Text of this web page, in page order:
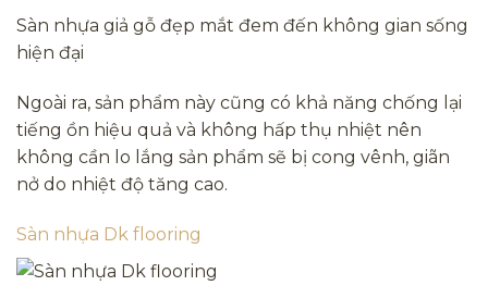
Sàn nhựa giả gỗ đẹp mắt đem đến không gian sống
hiện đại
Ngoài ra, sản phẩm này cũng có khả năng chống lại
tiếng ồn hiệu quả và không hấp thụ nhiệt nên
không cần lo lắng sản phẩm sẽ bị cong vênh, giãn
nở do nhiệt độ tăng cao.
Sàn nhựa Dk flooring